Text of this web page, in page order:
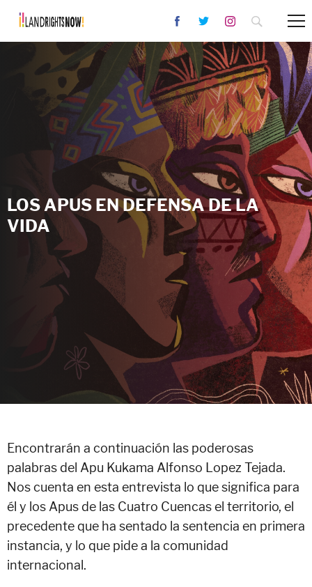
LOS APUS EN DEFENSA DE LA
VIDA
Encontrarán a continuación las poderosas
palabras del Apu Kukama Alfonso Lopez Tejada.
Nos cuenta en esta entrevista lo que significa para
él y los Apus de las Cuatro Cuencas el territorio, el
precedente que ha sentado la sentencia en primera
instancia, y lo que pide a la comunidad
internacional.